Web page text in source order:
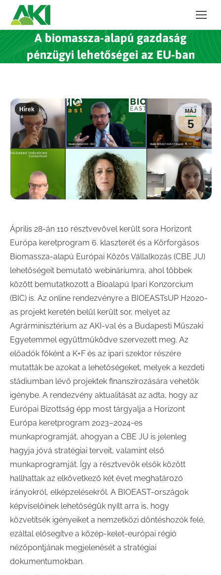
A biomassza-alapú gazdaság
pénzügyi lehetőségei az EU-ban
MÁJ
5
Hírek
Április 28-án 110 résztvevővel került sora Horizont
Európa keretprogram 6. klaszterét és a Körforgásos
Biomassza-alapú Európai Közös Vállalkozás (CBE JU)
lehetőségeit bemutató webináriumra, ahol többek
között bemutatkozott a Bioalapú Ipari Konzorcium
(BIC) is. Az online rendezvényre a BIOEASTsUP H2020-
as projekt keretén belül került sor, melyet az
Agrárminisztérium az AKI-val és a Budapesti Műszaki
Egyetemmel együttműködve szervezett meg. Az
előadók főként a K+F és az ipari szektor részére
mutatták be azokat a lehetőségeket, melyek a kezdeti
stádiumban lévő projektek finanszírozására vehetők
igénybe. A rendezvény aktualitását az adta, hogy az
Európai Bizottság épp most tárgyalja a Horizont
Európa keretprogram 2023–2024-es
munkaprogramját, ahogyan a CBE JU is jelenleg
hagyja jóvá stratégiai terveit, valamint első
munkaprogramját. Így a résztvevők elsők között
hallhattak az elkövetkező két évet meghatározó
irányokról, elképzelésekről. A BIOEAST-országok
képviselőinek lehetőségük nyílt arra is, hogy
közvetítsék igényeiket a nemzetközi döntéshozók felé,
ezáltal elősegítve a közép-kelet-európai régió
nézőpontjának megjelenését a stratégiai
dokumentumokban.